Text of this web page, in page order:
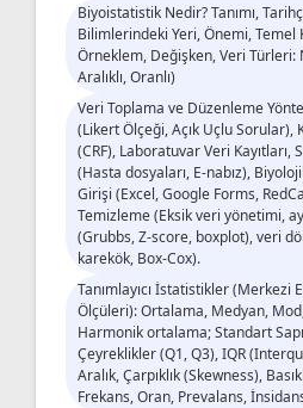
Biyoistatistik Nedir? Tanımı,
Bilimlerindeki Yeri, Önemi, Temel
Örneklem, Değişken, Veri Türleri:
Aralıklı, Oranlı)
Veri Toplama ve Düzenleme
(Likert Ölçeği, Açık Uçlu Sorular),
(CRF), Laboratuvar Veri Kayıtları,
(Hasta dosyaları, E-nabız),
Girişi (Excel, Google Forms,
Temizleme (Eksik veri yönetimi,
(Grubbs, Z-score, boxplot), veri
karekök, Box-Cox).
Tanımlayıcı İstatistikler (Merkezi
Ölçüleri): Ortalama, Medyan,
Harmonik ortalama; Standart
Çeyreklikler (Q1, Q3), IQR
Aralık, Çarpıklık (Skewness),
Frekans, Oran, Prevalans,